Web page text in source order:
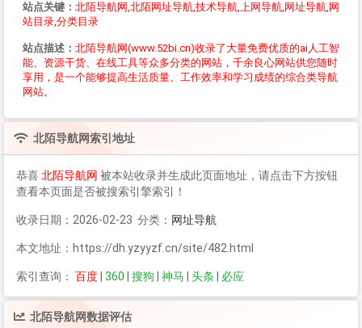
站点关键： 北陌导航网,北陌网址导航,技术导航,上网导航,网址导航,网
站目录,分类目录
站点描述： 北陌导航网(www.52bi.cn)收录了大量免费优质的ai人工智
能、资源干货、在线工具等众多分类的网站，千余良心网站供您随时
享用，是一个能够提高生活质量、工作效率和学习成绩的综合类导航
网站。
北陌导航网索引地址
恭喜北陌导航网 被本站收录并生成此页面地址，请点击下方按钮
查看本页面是否被搜索引擎索引！
收录日期：2026-02-23 分类： 网址导航
本文地址：https://dh.yzyyzf.cn/site/482.html
索引查询： 百度 360 搜狗 神马 头条 必应
北陌导航网数据评估